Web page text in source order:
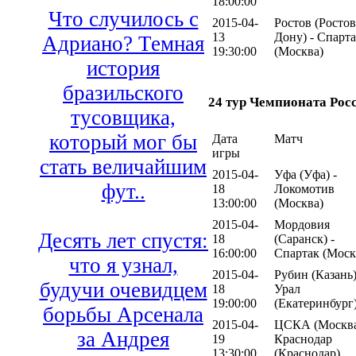
Что случилось с
Адриано? Темная
история
бразильского
тусовщика,
который мог бы
стать величайшим
фут..
Десять лет спустя:
что я узнал,
будучи очевидцем
борьбы Арсенала
за Андрея
2015-04-
13
19:30:00
Ростов
Дону) -
(Москва)
24 тур Чемпионата
Дата
игры
Матч
2015-04-
18
13:00:00
Уфа (Уфа) -
Локомотив
(Москва)
2015-04-
18
16:00:00
Мордовия
(Саранск) -
Спартак
2015-04-
18
19:00:00
Рубин
Урал
2015-04-
19
ЦСКА
Краснодар